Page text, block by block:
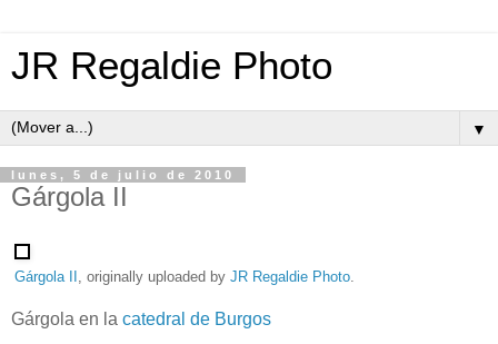
JR Regaldie Photo
▼
lunes, 5 de julio de 2010
Gárgola II
Gárgola II , originally uploaded by JR Regaldie Photo
Gárgola en la catedral de Burgos